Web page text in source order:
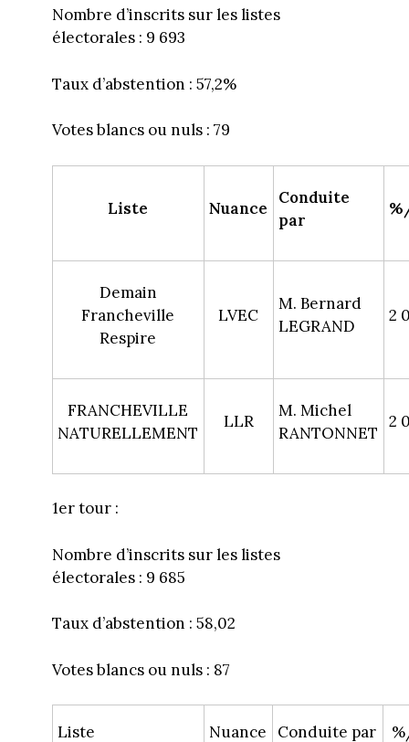
Nombre d’inscrits sur les listes
électorales : 9 693
Taux d’abstention : 57,2%
Votes blancs ou nuls : 79
Liste Nuance
Conduite
par
Demain
Francheville
Respire
LVEC
M. Bernard
LEGRAND
2
FRANCHEVILLE
NATURELLEMENT
LLR
M. Michel
RANTONNET
2
1er tour :
Nombre d’inscrits sur les listes
électorales : 9 685
Taux d’abstention : 58,02
Votes blancs ou nuls : 87
Liste Nuance Conduite par